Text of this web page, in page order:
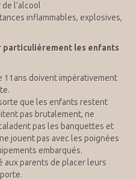
l’alcool
inflammables, explosives,
les enfants
11ans doivent impérativement
que les enfants restent
pas brutalement, ne
pas les banquettes et
jouent pas avec les poignées
embarqués.
aux parents de placer leurs